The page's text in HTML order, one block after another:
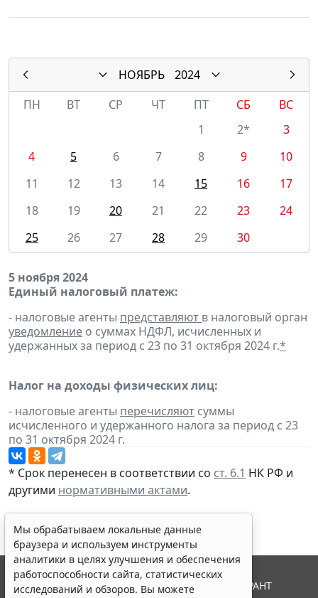
НОЯБРЬ
2024
ПН
ВТ СР ЧТ ПТ СБ
ВС
1
2*
3
4
5 6 7 8 9
10
11
12 13 14 15 16
17
18
19 20 21 22 23
24
25
26 27 28 29 30
5 ноября 2024
Единый налоговый платеж:
- налоговые агенты представляют в налоговый орган
уведомление о суммах НДФЛ, исчисленных и
удержанных за период с 23 по 31 октября 2024 г.*
Налог на доходы физических лиц:
- налоговые агенты перечисляют суммы
исчисленного и удержанного налога за период с 23
по 31 октября 2024 г.
* Срок перенесен в соответствии со ст. 6.1 НК РФ и
другими нормативными актами.
Мы обрабатываем локальные данные
браузера и используем инструменты
аналитики в целях улучшения и обеспечения
работоспособности сайта, статистических
исследований и обзоров. Вы можете
© ООО "НПП "ГАРАНТ-СЕРВИС", 2026. Система ГАРАНТ